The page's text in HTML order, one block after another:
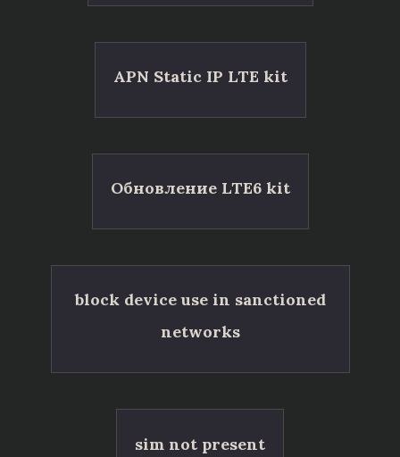
APN Static IP LTE kit
Обновление LTE6 kit
block device use in sanctioned
networks
sim not present